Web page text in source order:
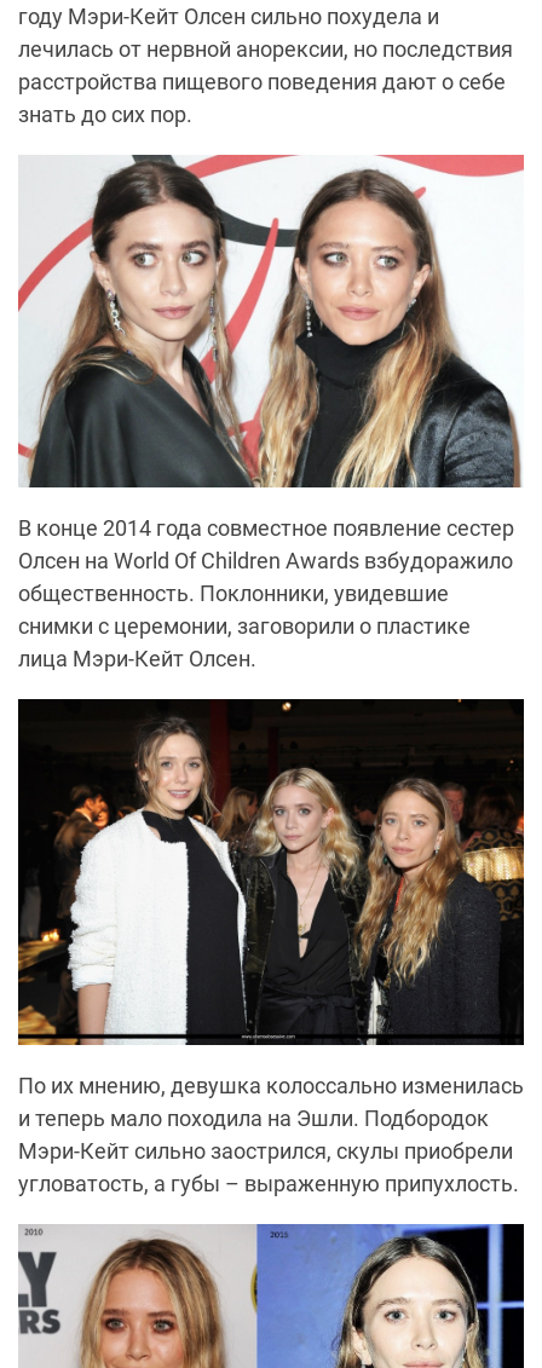
году Мэри-Кейт Олсен сильно похудела и
лечилась от нервной анорексии, но последствия
расстройства пищевого поведения дают о себе
знать до сих пор.
В конце 2014 года совместное появление сестер
Олсен на World Of Children Awards взбудоражило
общественность. Поклонники, увидевшие
снимки с церемонии, заговорили о пластике
лица Мэри-Кейт Олсен.
По их мнению, девушка колоссально изменилась
и теперь мало походила на Эшли. Подбородок
Мэри-Кейт сильно заострился, скулы приобрели
угловатость, а губы – выраженную припухлость.